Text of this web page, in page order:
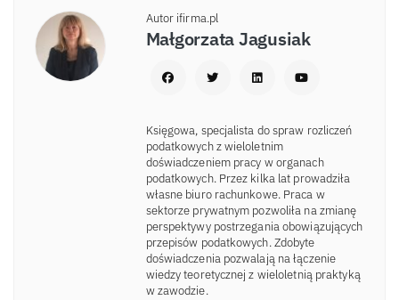
Autor ifirma.pl
Małgorzata Jagusiak
Księgowa, specjalista do spraw rozliczeń
podatkowych z wieloletnim
doświadczeniem pracy w organach
podatkowych. Przez kilka lat prowadziła
własne biuro rachunkowe. Praca w
sektorze prywatnym pozwoliła na zmianę
perspektywy postrzegania obowiązujących
przepisów podatkowych. Zdobyte
doświadczenia pozwalają na łączenie
wiedzy teoretycznej z wieloletnią praktyką
w zawodzie.